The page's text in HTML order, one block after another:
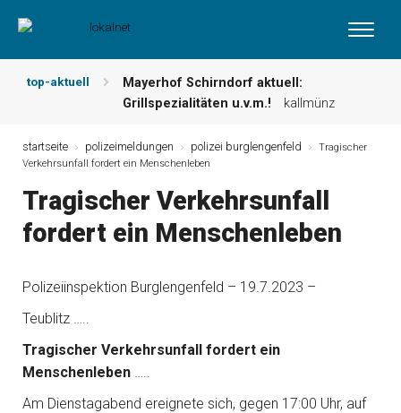
top-aktuell
Mayerhof Schirndorf aktuell:
Grillspezialitäten u.v.m.!
kallmünz
und mehr …
burglengenfeld
Der „deutsche Michel“ muss nun
leserbriefe
Maxhütter Fischladen: Unser aktuelles
Region! angebote vor ort | anzeige
startseite polizeimeldungen polizei burglengenfeld
Tragischer
Verkehrsunfall fordert ein Menschenleben
Tragischer Verkehrsunfall
fordert ein Menschenleben
Polizeiinspektion Burglengenfeld – 19.7.2023 –
Teublitz …..
Tragischer Verkehrsunfall fordert ein
Menschenleben …..
Am Dienstagabend ereignete sich, gegen 17:00 Uhr, auf